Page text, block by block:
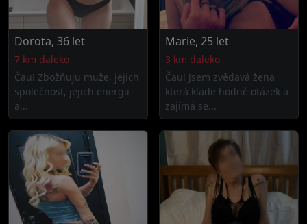
Dorota, 36 let
7 km daleko
Čau! Zbožňuju muže, jejich
společnost, jejich energii
a...
Marie, 25 let
3 km daleko
Čau! Jsem zvědavá žena
která klade hodně otázek a
zajímá se...